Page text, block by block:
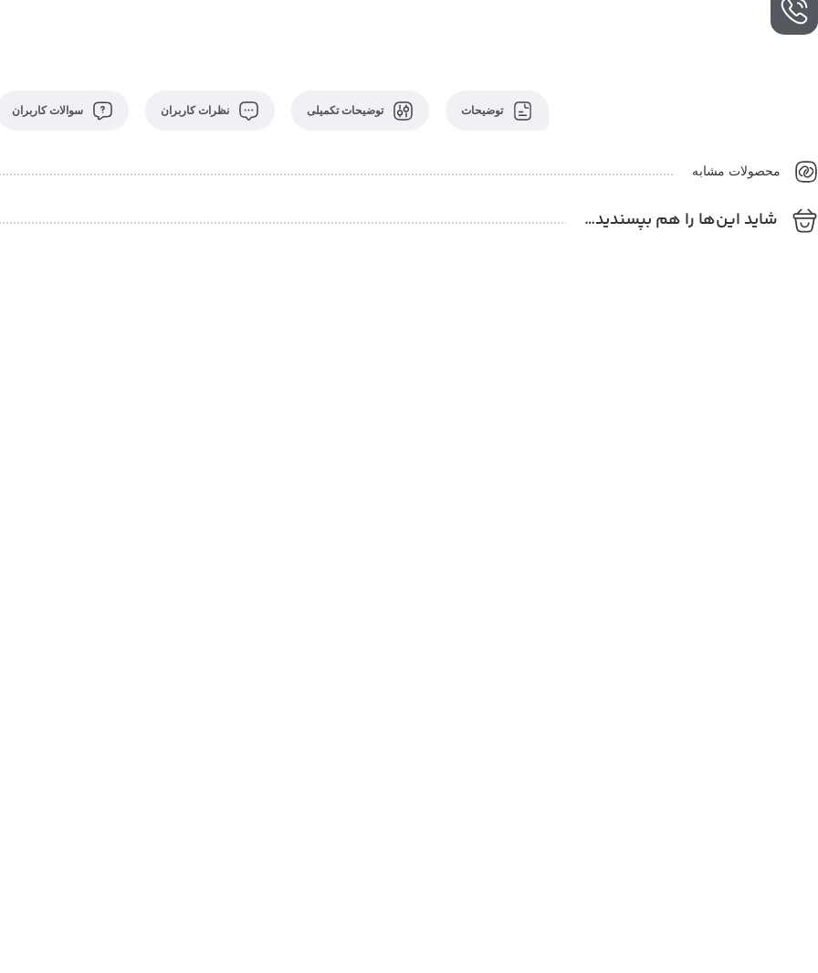
توضیحات توضیحات تکمیلی نظرات کاربران سوالات کاربران
محصولات مشابه
شاید این‌ها را هم بپسندید…